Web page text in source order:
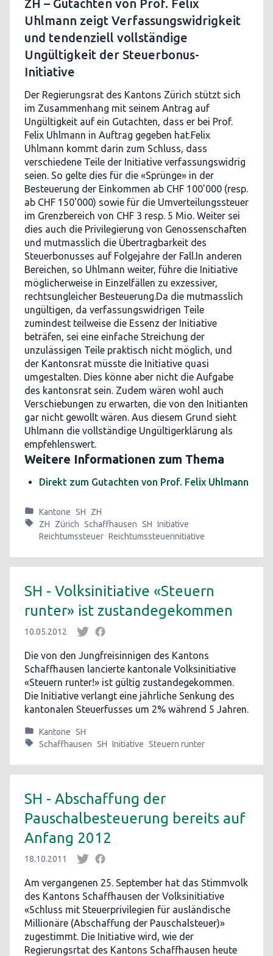
ZH – Gutachten von Prof. Felix
Uhlmann zeigt Verfassungswidrigkeit
und tendenziell vollständige
Ungültigkeit der Steuerbonus-
Initiative
Der Regierungsrat des Kantons Zürich stützt sich
im Zusammenhang mit seinem Antrag auf
Ungültigkeit auf ein Gutachten, dass er bei Prof.
Felix Uhlmann in Auftrag gegeben hat.Felix
Uhlmann kommt darin zum Schluss, dass
verschiedene Teile der Initiative verfassungswidrig
seien. So gelte dies für die «Sprünge» in der
Besteuerung der Einkommen ab CHF 100'000 (resp.
ab CHF 150'000) sowie für die Umverteilungssteuer
im Grenzbereich von CHF 3 resp. 5 Mio. Weiter sei
dies auch die Privilegierung von Genossenschaften
und mutmasslich die Übertragbarkeit des
Steuerbonusses auf Folgejahre der Fall.In anderen
Bereichen, so Uhlmann weiter, führe die Initiative
möglicherweise in Einzelfällen zu exzessiver,
rechtsungleicher Besteuerung.Da die mutmasslich
ungültigen, da verfassungswidrigen Teile
zumindest teilweise die Essenz der Initiative
beträfen, sei eine einfache Streichung der
unzulässigen Teile praktisch nicht möglich, und
der Kantonsrat müsste die Initiative quasi
umgestalten. Dies könne aber nicht die Aufgabe
des kantonsrat sein. Zudem wären wohl auch
Verschiebungen zu erwarten, die von den Initianten
gar nicht gewollt wären. Aus diesem Grund sieht
Uhlmann die vollständige Ungültigerklärung als
empfehlenswert.
Weitere Informationen zum Thema
Direkt zum Gutachten von Prof. Felix Uhlmann
Kantone SH
ZH
ZH
Zürich Schaffhausen SH Initiative
Reichtumssteuer Reichtumssteuerinitiative
SH - Volksinitiative «Steuern
runter» ist zustandegekommen
10.05.2012
Die von den Jungfreisinnigen des Kantons
Schaffhausen lancierte kantonale Volksinitiative
«Steuern runter!» ist gültig zustandegekommen.
Die Initiative verlangt eine jährliche Senkung des
kantonalen Steuerfusses um 2% während 5 Jahren.
Kantone SH
Schaffhausen SH Initiative Steuern runter
SH - Abschaffung der
Pauschalbesteuerung bereits auf
Anfang 2012
18.10.2011
Am vergangenen 25. September hat das Stimmvolk
des Kantons Schaffhausen der Volksinitiative
«Schluss mit Steuerprivilegien für ausländische
Millionäre (Abschaffung der Pauschalsteuer)»
zugestimmt. Die Initiative wird, wie der
Regierungsrtat des Kantons Schaffhausen heute